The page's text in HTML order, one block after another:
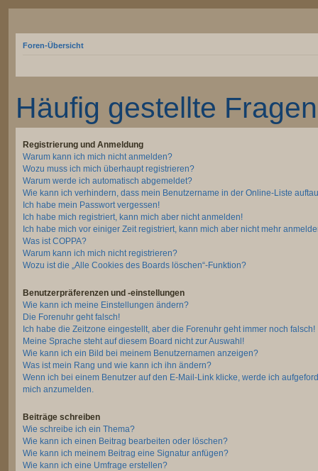
Foren-Übersicht
Häufig gestellte Fragen
Registrierung und Anmeldung
Warum kann ich mich nicht anmelden?
Wozu muss ich mich überhaupt registrieren?
Warum werde ich automatisch abgemeldet?
Wie kann ich verhindern, dass mein Benutzername in der Online-Liste
Ich habe mein Passwort vergessen!
Ich habe mich registriert, kann mich aber nicht anmelden!
Ich habe mich vor einiger Zeit registriert, kann mich aber nicht mehr
Was ist COPPA?
Warum kann ich mich nicht registrieren?
Wozu ist die „Alle Cookies des Boards löschen“-Funktion?
Benutzerpräferenzen und -einstellungen
Wie kann ich meine Einstellungen ändern?
Die Forenuhr geht falsch!
Ich habe die Zeitzone eingestellt, aber die Forenuhr geht immer noch falsch!
Meine Sprache steht auf diesem Board nicht zur Auswahl!
Wie kann ich ein Bild bei meinem Benutzernamen anzeigen?
Was ist mein Rang und wie kann ich ihn ändern?
Wenn ich bei einem Benutzer auf den E-Mail-Link klicke, werde ich
mich anzumelden.
Beiträge schreiben
Wie schreibe ich ein Thema?
Wie kann ich einen Beitrag bearbeiten oder löschen?
Wie kann ich meinem Beitrag eine Signatur anfügen?
Wie kann ich eine Umfrage erstellen?